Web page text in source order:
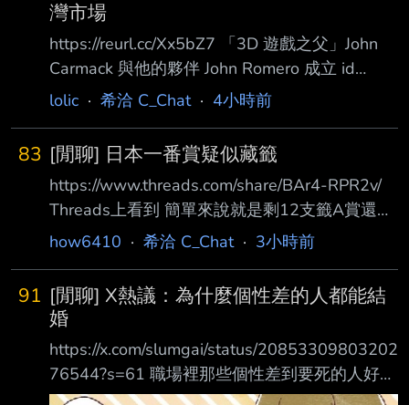
餘商品 但對於早早就被抽中大賞的非洲套卻毫
無幫助 所以商家跟顧客的關係，並不是莊家跟
賭客，而是賭客跟賭客 顧客有得知當前中獎率
與決定進場時機的優勢 商店能做的則是隱瞞真
實中獎率，也就是藏籤 可以說這個機制就是在
懲罰誠實的商家 因為你不藏就根本沒有辦法有
穩定收益
灣市場
https://reurl.cc/Xx5bZ7 「3D 遊戲之父」John
Carmack 與他的夥伴 John Romero 成立 id
Software 後， 於 1993 年推出的《毀滅戰士》
之一， 直到現在全球還是有許多粉絲。 John
Romero 也公開分享初代《毀滅戰士》的發行策
略， 表示這個傳奇遊戲系列的成功與台灣上個
世紀的遊戲市場有關， 他們也知道當時台灣
100% 會有人複製試玩章節轉賣， 因此當時就
不如「就地合法」。 其實從一開始，或許
lolic · 希洽 C_Chat· 4小時前
83 [閒聊] 日本一番賞疑似藏籤
https://www.threads.com/share/BAr4-RPR2v/
Threads上看到 簡單來說就是剩12支籤A賞還沒
出 事主想直接包套 店家說規則是每人5抽 事主
下的2抽 卻被其中一個店員阻止 宣稱已有人包了
但是事主在現場確認其他客人都不是消費那組一
番賞的 商店直接下架剩下的東西 --
how6410 · 希洽 C_Chat· 3小時前
91 [閒聊] X熱議：為什麼個性差的人都能結
婚
https://x.com/slumgai/status/20853309803202
76544?s=61 職場裡那些個性差到要死的人好像
都結婚了，他們到底是怎麼結得了婚的？ 網